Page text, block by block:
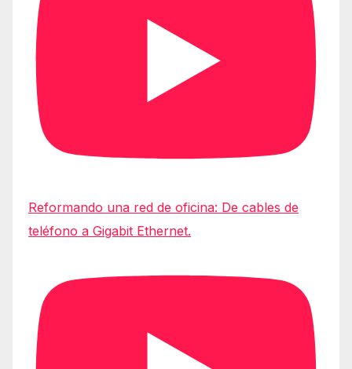
Reformando una red de oficina: De cables de
teléfono a Gigabit Ethernet.